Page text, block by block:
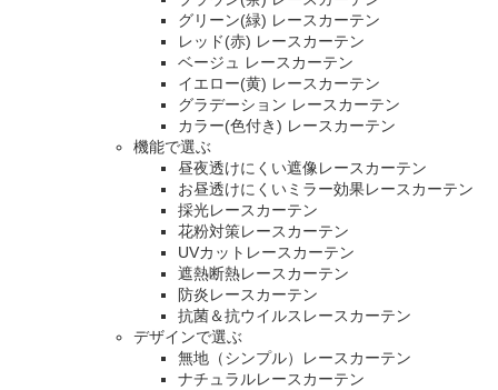
グリーン(緑) レースカーテン
レッド(赤) レースカーテン
ベージュ レースカーテン
イエロー(黄) レースカーテン
グラデーション レースカーテン
カラー(色付き) レースカーテン
機能で選ぶ
昼夜透けにくい遮像レースカーテン
お昼透けにくいミラー効果レースカーテン
採光レースカーテン
花粉対策レースカーテン
UVカットレースカーテン
遮熱断熱レースカーテン
防炎レースカーテン
抗菌＆抗ウイルスレースカーテン
デザインで選ぶ
無地（シンプル）レースカーテン
ナチュラルレースカーテン